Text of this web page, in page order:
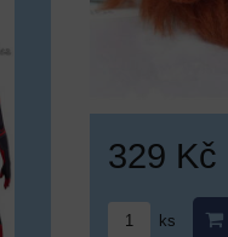
329 Kč
ks